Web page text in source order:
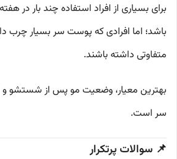
برای بسیاری از افراد استفاده چند بار در
باشد؛ اما افرادی که پوست سر بسیار چرب
متفاوتی داشته باشند.
بهترین معیار، وضعیت مو پس از شستشو
سر است.
📌 سوالات پرتکرار